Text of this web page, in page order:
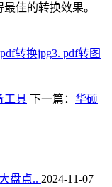
佳的转换效果。
转换jpg3. pdf转图
工具 下一篇： 华硕
盘点.. 2024-11-07